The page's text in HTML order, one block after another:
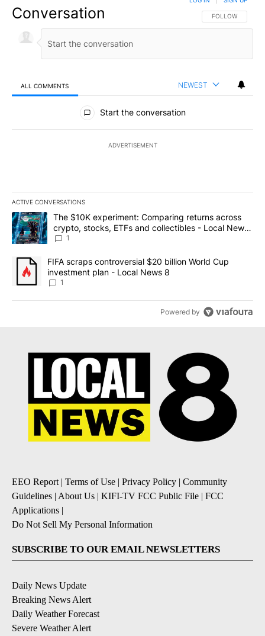
Conversation FOLLOW THIS
FOLLOW
ALL COMMENTS NEWEST
All Comments
Start the conversation
ADVERTISEMENT
ACTIVE CONVERSATIONS
The following is a list of the most commented articles in the last
A trending article titled "The $10K experiment: Comparing
The $10K experiment: Comparing returns across
crypto, stocks, ETFs and collectibles - Local News
8
1
A trending article titled "FIFA scraps controversial $20 billion
FIFA scraps controversial $20 billion World Cup
investment plan - Local News 8
1
Powered by
EEO Report| Terms of Use | Privacy Policy | Community
Guidelines | About Us | KIFI-TV FCC Public File | FCC
Applications |
Do Not Sell My Personal Information
SUBSCRIBE TO OUR EMAIL NEWSLETTERS
Daily News Update
Breaking News Alert
Daily Weather Forecast
Severe Weather Alert